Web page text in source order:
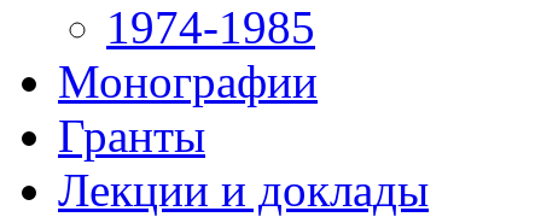
1974-1985
Монографии
Гранты
Лекции и доклады